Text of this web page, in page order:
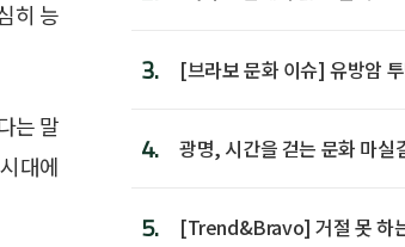
히 능
는 말
대에
3.
[브라보 문화 이슈] 유방암
4. 광명, 시간을 걷는 문화 마실
5.
[Trend&Bravo] 거절 못 하